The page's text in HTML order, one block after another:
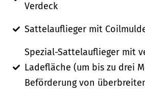
Verdeck
Sattelauflieger mit
Spezial-Sattelauflieger mit
Ladefläche (um bis zu drei
Beförderung von